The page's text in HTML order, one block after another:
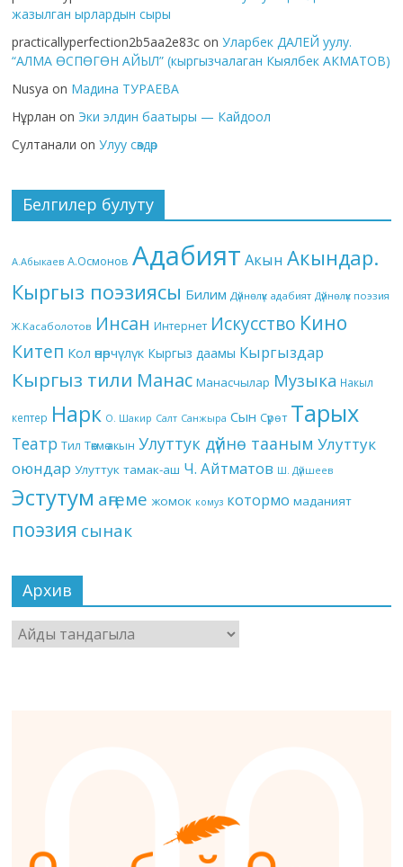
жазылган ырлардын сыры
practicallyperfection2b5aa2e83c onУларбек ДАЛЕЙ уулу.
“АЛМА ӨСПӨГӨН АЙЫЛ” (кыргызчалаган Кыялбек АКМАТОВ)
Nusya on Мадина ТУРАЕВА
Нұрлан on Эки элдин баатыры — Кайдоол
Султанали onУлуу сөздөр
Белгилер булуту
А.Абыкаев А.Осмонов Адабият Акын Акындар.
Кыргыз поэзиясы Билим Дүйнөлүк адабият Дүйнөлүк поэзия
Ж.Касаболотов Инсан Интернет Искусство Кино
Китеп Кол өнөрчүлүк Кыргыз даамы Кыргыздар
Кыргыз тили Манас Манасчылар Музыка Накыл
кептер Нарк О. Шакир Салт Санжыра Сын Сүрөт Тарых
Театр Тил Төкмө акын Улуттук дүйнө тааным Улуттук
оюндар Улуттук тамак-аш Ч. Айтматов Ш. Дүйшеев
Эстутум аңгеме жомок комуз котормо маданият
поэзия сынак
Архив
Архив